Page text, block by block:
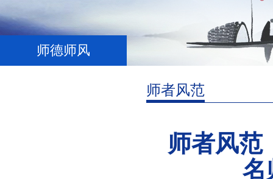
师德师风
师者风范
师者风
名